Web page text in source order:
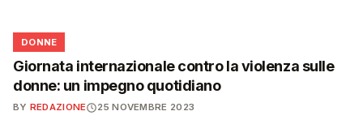
🌸
DONNE
Giornata internazionale contro la violenza sulle
donne: un impegno quotidiano
BY REDAZIONE 25 NOVEMBRE 2023